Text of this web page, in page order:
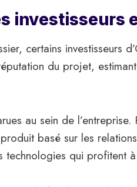
investisseurs
certains investisseurs
du projet,
au sein de
basé sur les
qui profitent à